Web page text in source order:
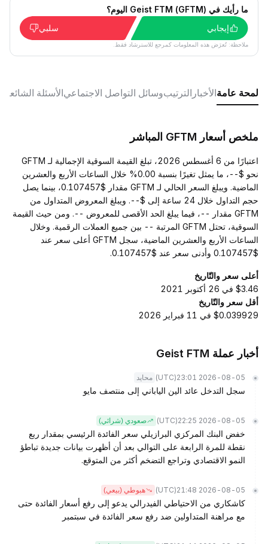
ما رأيك في Geist FTM (GFTM) اليوم؟
إيجابي
سلبي
ملاحظة: تُعرَض هذه المعلومات كمرجع للاسترشاد فقط.
لمحة عامةالأخبار الترتيبوسائل التواصل الاجتماعيالأسئلة الشائعة
ملخص أسعار GFTM المباشر
اعتبارًا من 6 أغسطس 2026، تبلغ القيمة السوقية الإجمالية لـ GFTM
نحو $--، ما يمثل تغيرًا بنسبة 0.00% خلال الساعات الأربع والعشرين
الماضية. ويبلغ السعر الحالي لـ GFTM مقدار $0.107457، بينما يصل
حجم التداول خلال 24 ساعة إلى $--. ويبلغ المعروض المتداول من
GFTM مقدار --، فيما يبلغ الحد الأقصى للمعروض --. ومن حيث القيمة
السوقية، تحتل GFTM المرتبة -- بين جميع العملات الرقمية. وخلال
الساعات الأربع والعشرين الماضية، سجل GFTM أعلى سعر عند
$0.107457 وأدنى سعر عند $0.107457.
أعلى سعر والتّاريخ
$3.46 في 26 أكتوبر 2021
أقل سعر والتّاريخ
$0.039929 في 11 فبراير 2026
أخبار عملة Geist FTM
2026-08-05 23:01
(UTC) محايد
سجل التدخل عائد الين الياباني إلى منتصف مايو
2026-08-05 22:25
(UTC) صعودي (شرائي)
خفض البنك المركزي البرازيلي سعر الفائدة الرئيسي بمقدار ربع
نقطة للمرة الرابعة على التوالي بعد أن أظهرت بيانات جديدة تباطؤ
النمو الاقتصادي وتراجع التضخم أكثر من المتوقع.
2026-08-05 21:48
(UTC) هبوطي (بيعي)
كاشكاري من الاحتياطي الفيدرالي يدعو إلى رفع أسعار الفائدة حتى
مع مراهنة المتداولين ضد رفع سعر الفائدة في سبتمبر